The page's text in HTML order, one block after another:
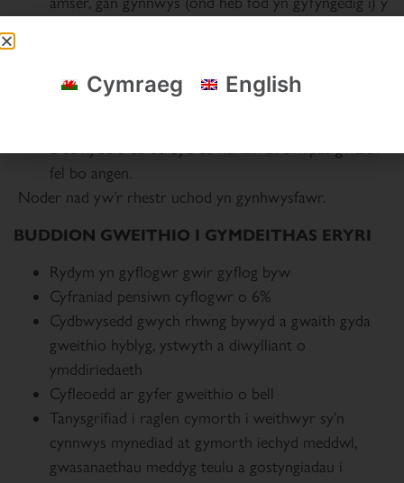
diogelwch; diogelu; a GDPR
Gymryd rhan mewn proses o ddatblygiad
Ddefnyddio eu cerbyd eu hunain at bwrpas gwaith
fel bo angen.
Noder nad yw’r rhestr uchod yn gynhwysfawr.
BUDDION GWEITHIO I GYMDEITHAS ERYRI
Rydym yn gyflogwr gwir gyflog byw
Cyfraniad pensiwn cyflogwr o 6%
Cydbwysedd gwych rhwng bywyd a gwaith gyda
gweithio hyblyg, ystwyth a diwylliant o
ymddiriedaeth
Cyfleoedd ar gyfer gweithio o bell
Tanysgrifiad i raglen cymorth i weithwyr sy’n
cynnwys mynediad at gymorth iechyd meddwl,
gwasanaethau meddyg teulu a gostyngiadau i
Cymraeg English